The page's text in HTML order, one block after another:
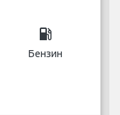
local_gas_station
Бензин